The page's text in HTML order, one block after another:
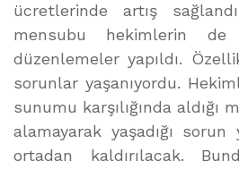
ücretlerinde artış
mensubu hekimlerin de
düzenlemeler yapıldı.
sorunlar yaşanıyordu.
sunumu karşılığında aldığı
alamayarak yaşadığı
ortadan kaldırılacak.